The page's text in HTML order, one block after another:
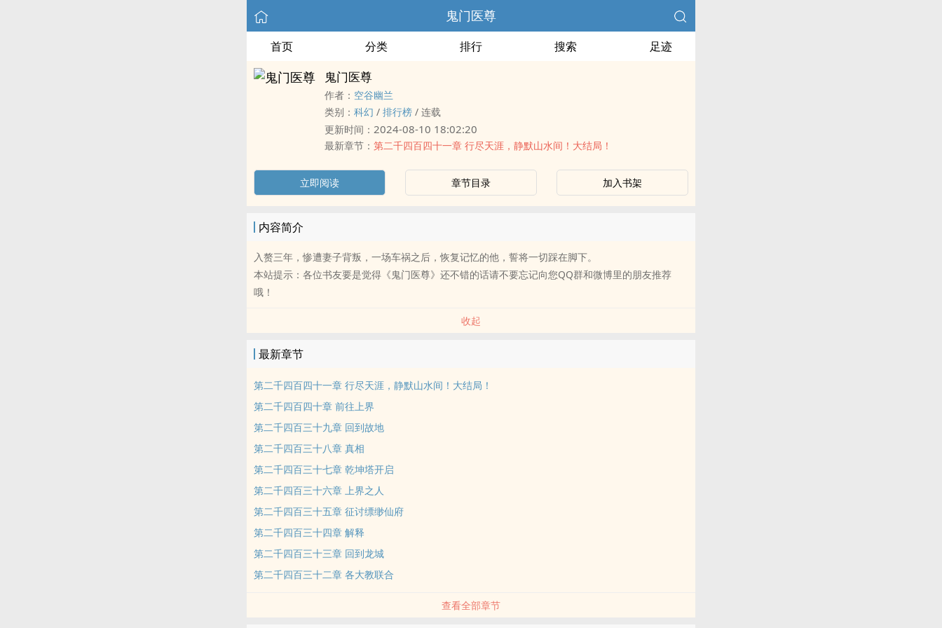
鬼门医尊
首页 分类 排行 搜索 足迹
鬼门医尊
作者： 空谷幽兰
类别： 科幻 / 排行榜 / 连载
更新时间： 2024-08-10 18:02:20
最新章节： 第二千四百四十一章 行尽天涯，静默山水间！大结局！
立即阅读 章节目录 加入书架
内容简介
入赘三年，惨遭妻子背叛，一场车祸之后，恢复记忆的他，誓将一切踩在脚下。
本站提示：各位书友要是觉得《鬼门医尊》还不错的话请不要忘记向您QQ群和微博里的朋友推荐
哦！
收起
最新章节
第二千四百四十一章 行尽天涯，静默山水间！大结局！
第二千四百四十章 前往上界
第二千四百三十九章 回到故地
第二千四百三十八章 真相
第二千四百三十七章 乾坤塔开启
第二千四百三十六章 上界之人
第二千四百三十五章 征讨缥缈仙府
第二千四百三十四章 解释
第二千四百三十三章 回到龙城
第二千四百三十二章 各大教联合
查看全部章节